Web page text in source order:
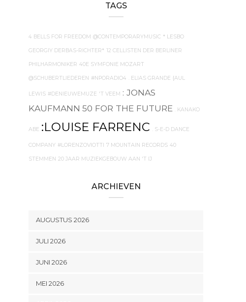
TAGS
4 BELLS FOR FREEDOM @CONTEMPORARYMUSIC * LESBO
GEORGIY DERBAS-RICHTER* 12 CELLISTEN DER BERLINER
PHILHARMONIKER 40E SYMFONIE MOZART
@SCHUBERTLIEDEREN #NPORADIO4 . ELIAS GRANDE {AUL
LEWIS #DENIEUWEMUZE 'T VEEM : JONAS
KAUFMANN 50 FOR THE FUTURE . KANAKO
ABE :LOUISE FARRENC . S-E-D DANCE
COMPANY #LORENZOVIOTTI 7 MOUNTAIN RECORDS 40
STEMMEN 20 JAAR MUZIEKGEBOUW AAN 'T IJ
ARCHIEVEN
AUGUSTUS 2026
JULI 2026
JUNI 2026
MEI 2026